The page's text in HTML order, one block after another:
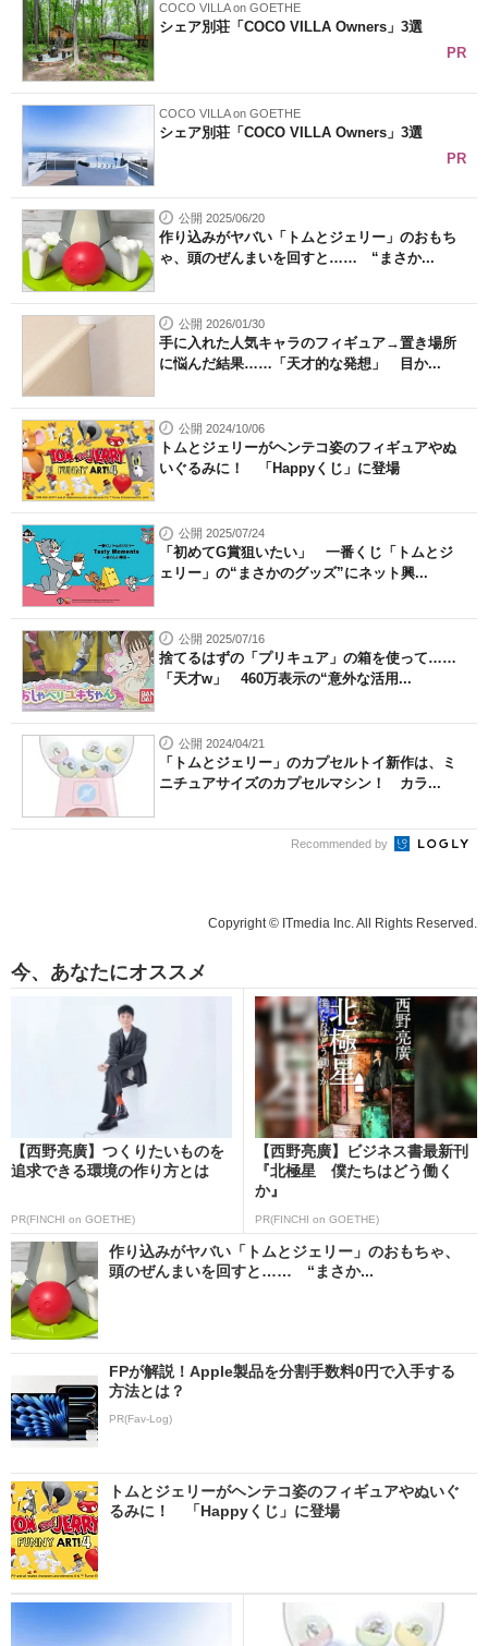
COCO VILLA on GOETHE
シェア別荘「COCO VILLA Owners」3選
PR
COCO VILLA on GOETHE
シェア別荘「COCO VILLA Owners」3選
PR
公開 2025/06/20
作り込みがヤバい「トムとジェリー」のおもち
ゃ、頭のぜんまいを回すと…… “まさか...
公開 2026/01/30
手に入れた人気キャラのフィギュア→置き場所
に悩んだ結果……「天才的な発想」 目か...
公開 2024/10/06
トムとジェリーがヘンテコ姿のフィギュアやぬ
いぐるみに！ 「Happyくじ」に登場
公開 2025/07/24
「初めてG賞狙いたい」 一番くじ「トムとジ
ェリー」の“まさかのグッズ”にネット興...
公開 2025/07/16
捨てるはずの「プリキュア」の箱を使って……
「天才w」 460万表示の“意外な活用...
公開 2024/04/21
「トムとジェリー」のカプセルトイ新作は、ミ
ニチュアサイズのカプセルマシン！ カラ...
Recommended by
Copyright © ITmedia Inc. All Rights Reserved.
今、あなたにオススメ
【西野亮廣】つくりたいものを
追求できる環境の作り方とは
PR(FINCHI on GOETHE)
【西野亮廣】ビジネス書最新刊
『北極星 僕たちはどう働く
か』
PR(FINCHI on GOETHE)
作り込みがヤバい「トムとジェリー」のおもちゃ、
頭のぜんまいを回すと…… “まさか...
FPが解説！Apple製品を分割手数料0円で入手する
方法とは？
PR(Fav-Log)
トムとジェリーがヘンテコ姿のフィギュアやぬいぐ
るみに！ 「Happyくじ」に登場